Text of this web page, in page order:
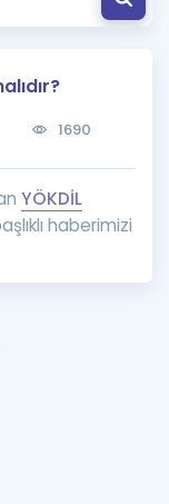
1690
YÖKDİL
haberimizi